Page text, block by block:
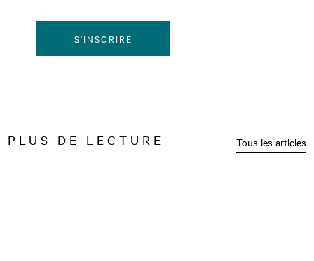
S'INSCRIRE
PLUS DE LECTURE Tous les articles